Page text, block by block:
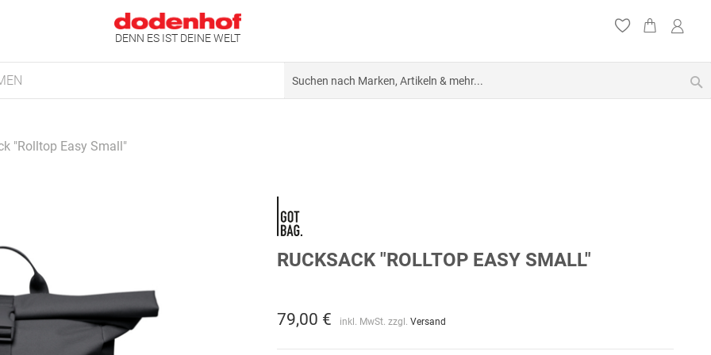
DENN ES IST DEINE WELT
"Rolltop Easy Small"
RUCKSACK "ROLLTOP EASY SMALL"
79,00 € inkl. MwSt. zzgl.Versand